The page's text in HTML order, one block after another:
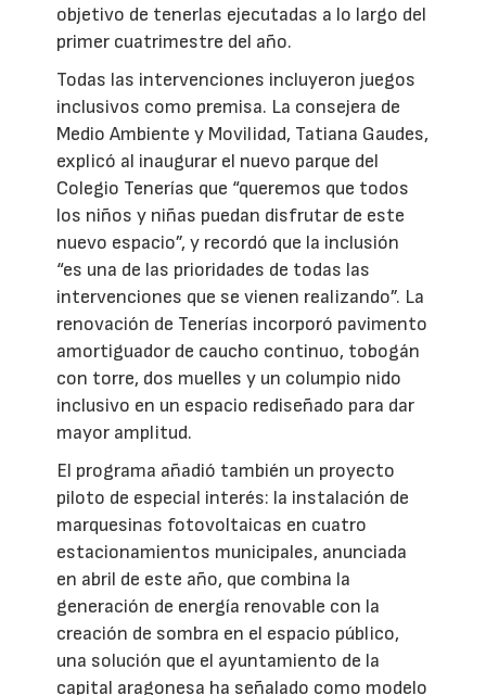
objetivo de tenerlas ejecutadas a lo largo del
primer cuatrimestre del año.
Todas las intervenciones incluyeron juegos
inclusivos como premisa. La consejera de
Medio Ambiente y Movilidad, Tatiana Gaudes,
explicó al inaugurar el nuevo parque del
Colegio Tenerías que “queremos que todos
los niños y niñas puedan disfrutar de este
nuevo espacio”, y recordó que la inclusión
“es una de las prioridades de todas las
intervenciones que se vienen realizando”. La
renovación de Tenerías incorporó pavimento
amortiguador de caucho continuo, tobogán
con torre, dos muelles y un columpio nido
inclusivo en un espacio rediseñado para dar
mayor amplitud.
El programa añadió también un proyecto
piloto de especial interés: la instalación de
marquesinas fotovoltaicas en cuatro
estacionamientos municipales, anunciada
en abril de este año, que combina la
generación de energía renovable con la
creación de sombra en el espacio público,
una solución que el ayuntamiento de la
capital aragonesa ha señalado como modelo